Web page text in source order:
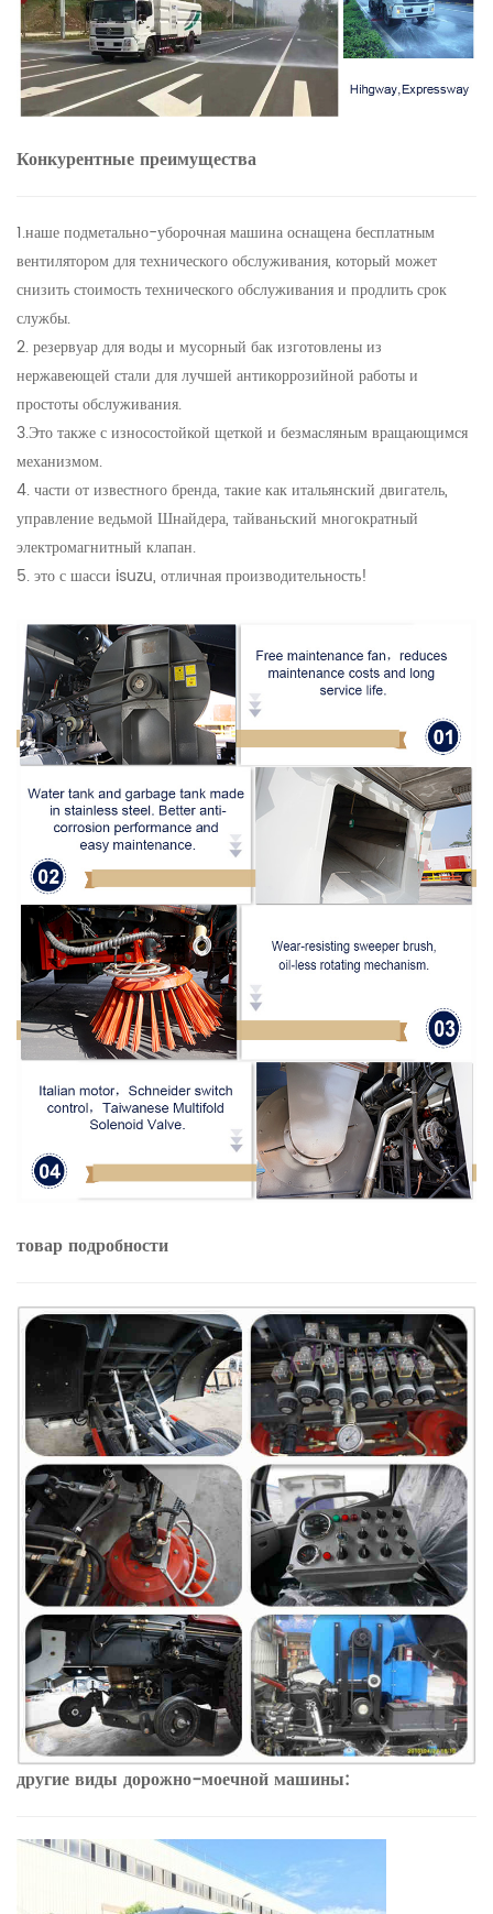
Конкурентные преимущества
1.наше подметально-уборочная машина оснащена бесплатным
вентилятором для технического обслуживания, который может
снизить стоимость технического обслуживания и продлить срок
службы.
2. резервуар для воды и мусорный бак изготовлены из
нержавеющей стали для лучшей антикоррозийной работы и
простоты обслуживания.
3.Это также с износостойкой щеткой и безмасляным вращающимся
механизмом.
4. части от известного бренда, такие как итальянский двигатель,
управление ведьмой Шнайдера, тайваньский многократный
электромагнитный клапан.
5. это с шасси isuzu, отличная производительность!
товарподробности
другие виды дорожно-моечной машины: